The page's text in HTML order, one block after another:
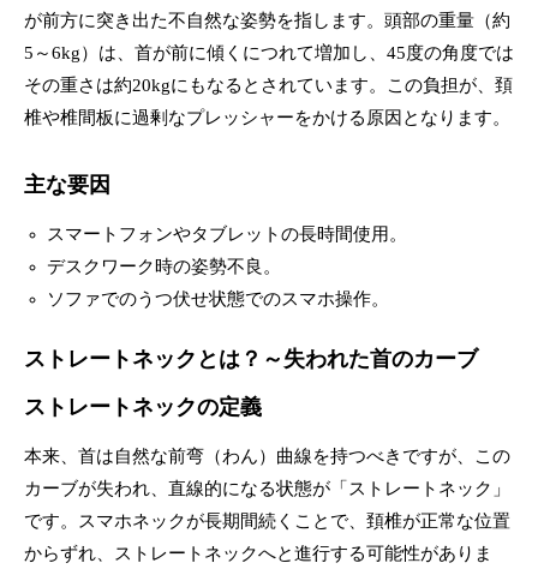
が前方に突き出た不自然な姿勢を指します。頭部の重量（約
5～6kg）は、首が前に傾くにつれて増加し、45度の角度では
その重さは約20kgにもなるとされています。この負担が、頚
椎や椎間板に過剰なプレッシャーをかける原因となります。
主な要因
スマートフォンやタブレットの長時間使用。
デスクワーク時の姿勢不良。
ソファでのうつ伏せ状態でのスマホ操作。
ストレートネックとは？～失われた首のカーブ
ストレートネックの定義
本来、首は自然な前弯（わん）曲線を持つべきですが、この
カーブが失われ、直線的になる状態が「ストレートネック」
です。スマホネックが長期間続くことで、頚椎が正常な位置
からずれ、ストレートネックへと進行する可能性がありま